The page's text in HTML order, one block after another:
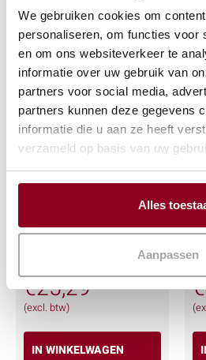
We gebruiken cookies om
personaliseren, om functies voor
en om ons websiteverkeer te
informatie over uw gebruik van
partners voor social media,
partners kunnen deze gegevens
informatie die u aan ze heeft
verzameld op basis van uw
Alles
Aanpassen
IN WINKELWAGEN
Meer info
Partykraam 2 mtr.
€25,29
(excl. btw)
IN WINKELWAGEN
€